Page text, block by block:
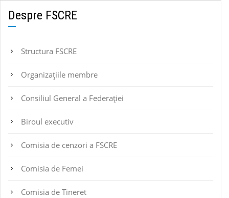
Despre FSCRE
Structura FSCRE
Organizațiile membre
Consiliul General a Federației
Biroul executiv
Comisia de cenzori a FSCRE
Comisia de Femei
Comisia de Tineret